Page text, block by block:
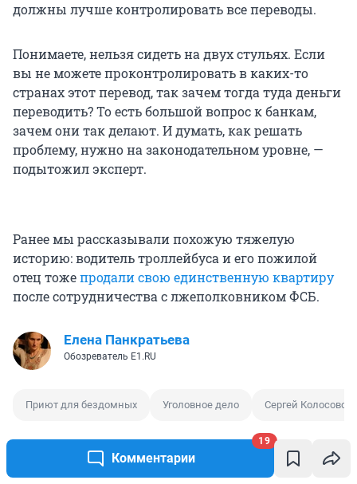
Комментарии
19
должны лучше контролировать все переводы.
Понимаете, нельзя сидеть на двух стульях. Если
вы не можете проконтролировать в каких-то
странах этот перевод, так зачем тогда туда деньги
переводить? То есть большой вопрос к банкам,
зачем они так делают. И думать, как решать
проблему, нужно на законодательном уровне, —
подытожил эксперт.
Ранее мы рассказывали похожую тяжелую
историю: водитель троллейбуса и его пожилой
отец тожепродали свою единственную квартиру
после сотрудничества с лжеполковником ФСБ.
Елена Панкратьева
Обозреватель E1.RU
Приют для бездомных Уголовное дело Сергей
0 1 2 0